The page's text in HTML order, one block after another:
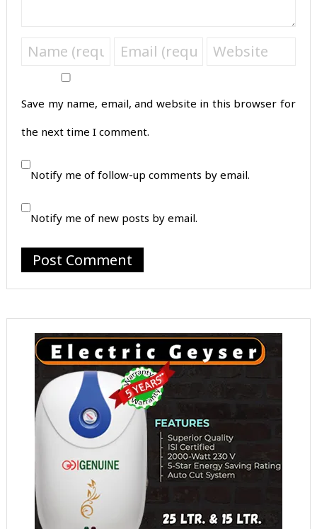
Save my name, email, and website in this browser for
the next time I comment.
Notify me of follow-up comments by email.
Notify me of new posts by email.